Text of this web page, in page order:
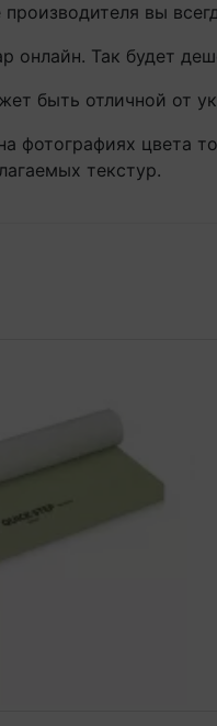
производителя вы
онлайн. Так будет
быть отличной от
фотографиях цвета
текстур.